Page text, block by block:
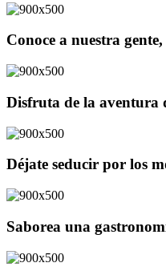
Conoce a nuestra
Disfruta de la aventura
Déjate seducir por los
Saborea una